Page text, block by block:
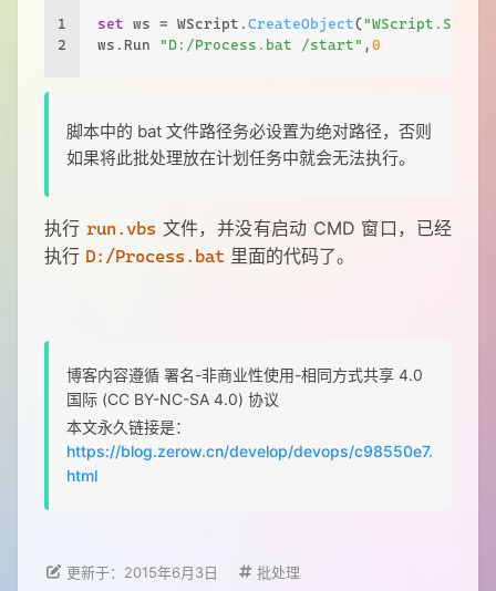
1
2
set ws = WScript.CreateObject("WScript.Shell"
ws.Run "D:/Process.bat /start" ,0
脚本中的 bat 文件路径务必设置为绝对路径，否则
如果将此批处理放在计划任务中就会无法执行。
执行run.vbs 文件，并没有启动 CMD 窗口，已经
执行 D:/Process.bat 里面的代码了。
博客内容遵循 署名-非商业性使用-相同方式共享 4.0
国际 (CC BY-NC-SA 4.0) 协议
本文永久链接是：
https://blog.zerow.cn/develop/devops/c98550e7.
html
更新于：2015年6月3日 批处理